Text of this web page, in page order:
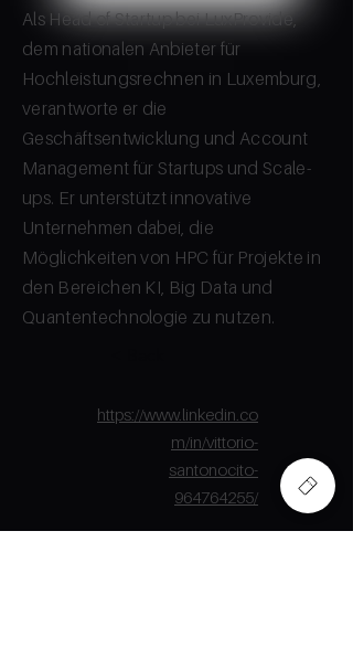
Als Head of Startup bei LuxProvide,
dem nationalen Anbieter für
Hochleistungsrechnen in Luxemburg,
verantworte er die
Geschäftsentwicklung und Account
Management für Startups und Scale-
ups. Er unterstützt innovative
Unternehmen dabei, die
Möglichkeiten von HPC für Projekte in
den Bereichen KI, Big Data und
Quantentechnologie zu nutzen.
https://www.linkedin.co
m/in/vittorio-
santonocito-
964764255/